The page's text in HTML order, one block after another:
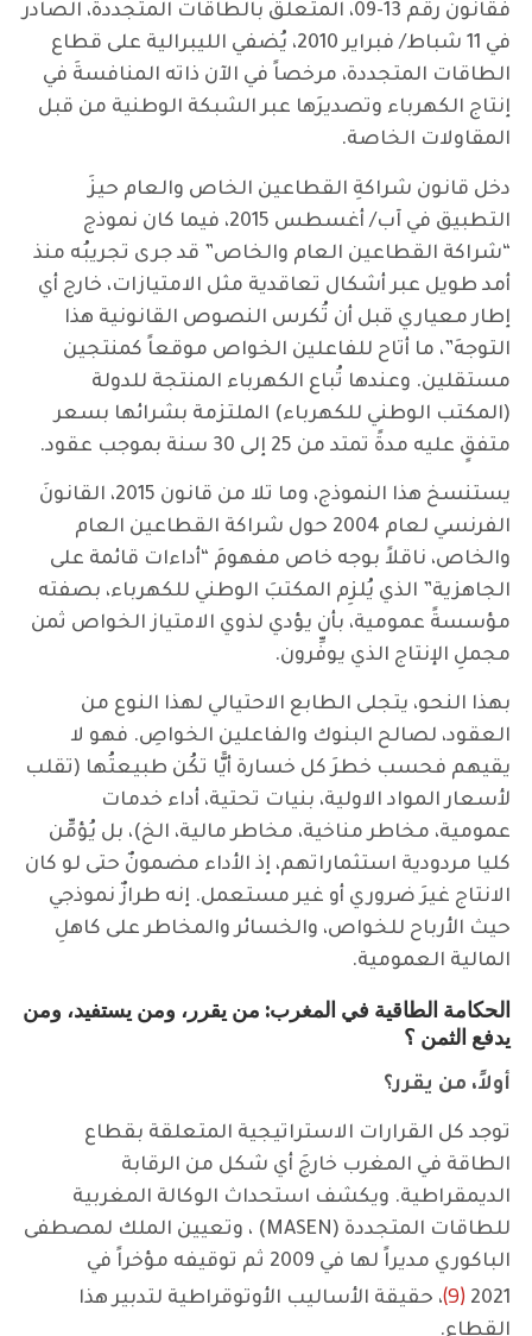
فقانون رقم 13-09، المتعلق بالطاقات المتجددة، الصادر
في 11 شباط/ فبراير 2010، يُضفي الليبرالية على قطاع
الطاقات المتجددة، مرخصاً في الآن ذاته المنافسةَ في
إنتاج الكهرباء وتصديرَها عبر الشبكة الوطنية من قبل
المقاولات الخاصة.
دخل قانون شراكةِ القطاعين الخاص والعام حيزَ
التطبيق في آب/ أغسطس 2015، فيما كان نموذج
“شراكة القطاعين العام والخاص” قد جرى تجريبُه منذ
أمد طويل عبر أشكال تعاقدية مثل الامتيازات، خارج أي
إطار معياري قبل أن تُكرس النصوص القانونية هذا
التوجهَ”، ما أتاح للفاعلين الخواص موقعاً كمنتجين
مستقلين. وعندها تُباع الكهرباء المنتجة للدولة
(المكتب الوطني للكهرباء) الملتزمة بشرائها بسعر
متفقٍ عليه مدةً تمتد من 25 إلى 30 سنة بموجب عقود.
يستنسخ هذا النموذج، وما تلا من قانون 2015، القانونَ
الفرنسي لعام 2004 حول شراكة القطاعين العام
والخاص، ناقلاً بوجه خاص مفهومَ “أداءات قائمة على
الجاهزية” الذي يُلزِم المكتبَ الوطني للكهرباء، بصفته
مؤسسةً عمومية، بأن يؤدي لذوي الامتياز الخواص ثمن
مجملِ الإنتاج الذي يوفِّرون.
بهذا النحو، يتجلى الطابع الاحتيالي لهذا النوع من
العقود، لصالح البنوك والفاعلين الخواصِ. فهو لا
يقيهم فحسب خطرَ كل خسارة أيًّا تكُن طبيعتُها (تقلب
لأسعار المواد الاولية، بنيات تحتية، أداء خدمات
عمومية، مخاطر مناخية، مخاطر مالية، الخ)، بل يُؤمِّن
كليا مردودية استثماراتهم، إذ الأداء مضمونٌ حتى لو كان
الانتاج غيرَ ضروري أو غير مستعمل. إنه طرازٌ نموذجي
حيث الأرباح للخواص، والخسائر والمخاطر على كاهلِ
المالية العمومية.
الحكامة الطاقية في المغرب: من يقرر، ومن يستفيد، ومن
يدفع الثمن ؟
أولاً، من يقرر؟
توجد كل القرارات الاستراتيجية المتعلقة بقطاع
الطاقة في المغرب خارجَ أي شكل من الرقابة
الديمقراطية. ويكشف استحداث الوكالة المغربية
للطاقات المتجددة (MASEN) ، وتعيين الملك لمصطفى
الباكوري مديراً لها في 2009 ثم توقيفه مؤخراً في
2021
(9)
، حقيقة الأساليب الأوتوقراطية لتدبير هذا
القطاع.